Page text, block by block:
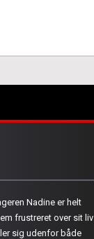
Nadine er helt
frustreret over sit liv
sig udenfor både